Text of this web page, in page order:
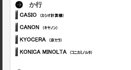
か行